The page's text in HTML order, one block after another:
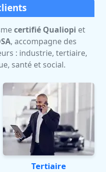
certifié Qualiopi et
, accompagne des
: industrie, tertiaire,
santé et social.
Tertiaire